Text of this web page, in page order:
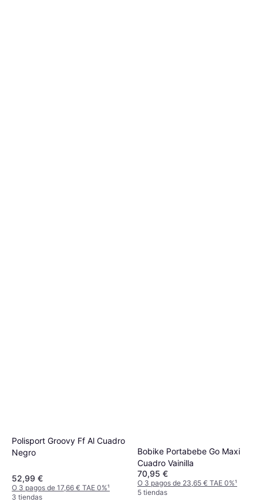
Polisport Groovy Ff Al Cuadro
Negro
52,99 €
O 3 pagos de 17,66 € TAE 0%¹
3 tiendas
Bobike Portabebe Go Maxi
Cuadro Vainilla
70,95 €
O 3 pagos de 23,65 € TAE 0%¹
5 tiendas